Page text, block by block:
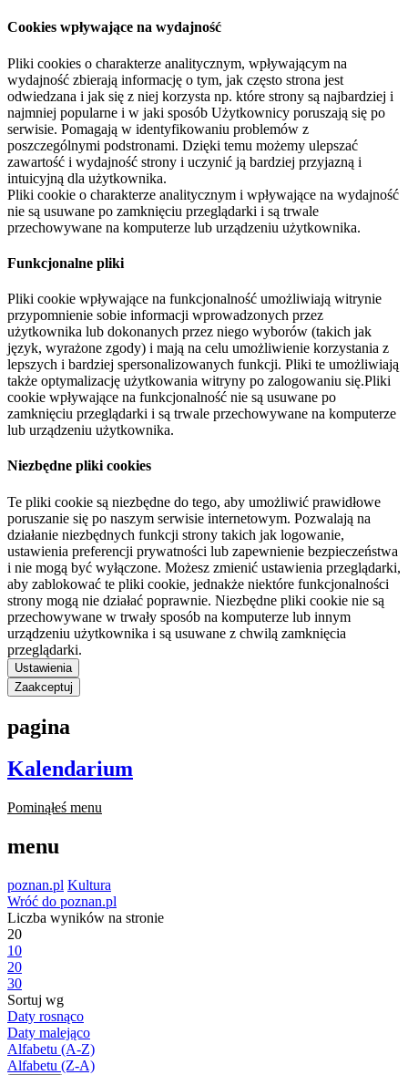
Cookies wpływające na wydajność
Pliki cookies o charakterze analitycznym, wpływającym na
wydajność zbierają informację o tym, jak często strona jest
odwiedzana i jak się z niej korzysta np. które strony są najbardziej i
najmniej popularne i w jaki sposób Użytkownicy poruszają się po
serwisie. Pomagają w identyfikowaniu problemów z
poszczególnymi podstronami. Dzięki temu możemy ulepszać
zawartość i wydajność strony i uczynić ją bardziej przyjazną i
intuicyjną dla użytkownika.
Pliki cookie o charakterze analitycznym i wpływające na wydajność
nie są usuwane po zamknięciu przeglądarki i są trwale
przechowywane na komputerze lub urządzeniu użytkownika.
Funkcjonalne pliki
Pliki cookie wpływające na funkcjonalność umożliwiają witrynie
przypomnienie sobie informacji wprowadzonych przez
użytkownika lub dokonanych przez niego wyborów (takich jak
język, wyrażone zgody) i mają na celu umożliwienie korzystania z
lepszych i bardziej spersonalizowanych funkcji. Pliki te umożliwiają
także optymalizację użytkowania witryny po zalogowaniu się.Pliki
cookie wpływające na funkcjonalność nie są usuwane po
zamknięciu przeglądarki i są trwale przechowywane na komputerze
lub urządzeniu użytkownika.
Niezbędne pliki cookies
Te pliki cookie są niezbędne do tego, aby umożliwić prawidłowe
poruszanie się po naszym serwisie internetowym. Pozwalają na
działanie niezbędnych funkcji strony takich jak logowanie,
ustawienia preferencji prywatności lub zapewnienie bezpieczeństwa
i nie mogą być wyłączone. Możesz zmienić ustawienia przeglądarki,
aby zablokować te pliki cookie, jednakże niektóre funkcjonalności
strony mogą nie działać poprawnie. Niezbędne pliki cookie nie są
przechowywane w trwały sposób na komputerze lub innym
urządzeniu użytkownika i są usuwane z chwilą zamknięcia
przeglądarki.
Ustawienia
Zaakceptuj
pagina
Kalendarium
Pominąłeś menu
menu
poznan.pl Kultura
Wróć do poznan.pl
Liczba wyników na stronie
20
10
20
30
Sortuj wg
Daty rosnąco
Daty malejąco
Alfabetu (A-Z)
Alfabetu (Z-A)